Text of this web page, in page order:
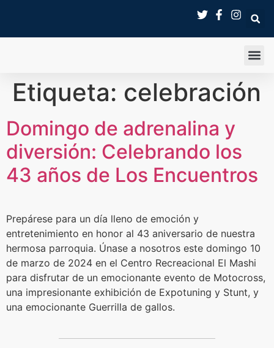
Etiqueta: celebración
Domingo de adrenalina y
diversión: Celebrando los
43 años de Los Encuentros
Prepárese para un día lleno de emoción y
entretenimiento en honor al 43 aniversario de nuestra
hermosa parroquia. Únase a nosotros este domingo 10
de marzo de 2024 en el Centro Recreacional El Mashi
para disfrutar de un emocionante evento de Motocross,
una impresionante exhibición de Expotuning y Stunt, y
una emocionante Guerrilla de gallos.